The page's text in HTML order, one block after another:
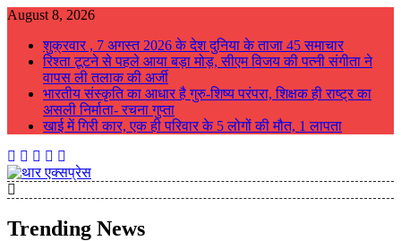
Skip
content
August 8, 2026
शुक्रवार , 7 अगस्त 2026 के देश दुनिया के ताजा 45 समाचार
रिश्ता टूटने से पहले आया बड़ा मोड़, सीएम विजय की पत्नी संगीता ने
वापस ली तलाक की अर्जी
भारतीय संस्कृति का आधार है गुरु-शिष्य परंपरा, शिक्षक ही राष्ट्र का
असली निर्माता- रचना गुप्ता
खाई में गिरी कार, एक ही परिवार के 5 लोगों की मौत, 1 लापता
थार एक्सप्रेस
Thar Express News
Trending News